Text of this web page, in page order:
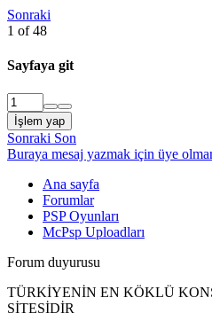
Sonraki
1 of 48
Sayfaya git
İşlem yap
Sonraki Son
Buraya mesaj yazmak için üye
Ana sayfa
Forumlar
PSP Oyunları
McPsp Uploadları
Forum duyurusu
TÜRKİYENİN EN KÖKLÜ
SİTESİDİR